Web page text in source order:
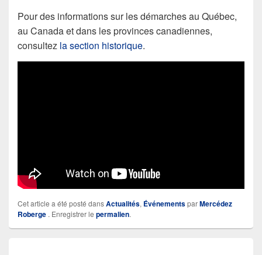
Pour des informations sur les démarches au Québec,
au Canada et dans les provinces canadiennes,
consultez la section historique.
Cet article a été posté dansActualités, ÉvénementsparMercédez
Roberge . Enregistrer le permalien.